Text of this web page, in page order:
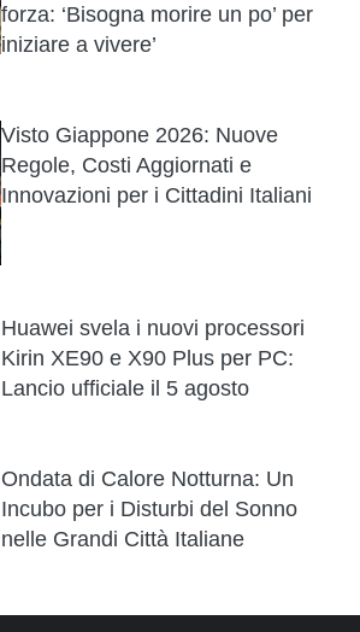
forza: ‘Bisogna morire un po’ per
iniziare a vivere’
Visto Giappone 2026: Nuove
Regole, Costi Aggiornati e
Innovazioni per i Cittadini Italiani
Huawei svela i nuovi processori
Kirin XE90 e X90 Plus per PC:
Lancio ufficiale il 5 agosto
Ondata di Calore Notturna: Un
Incubo per i Disturbi del Sonno
nelle Grandi Città Italiane